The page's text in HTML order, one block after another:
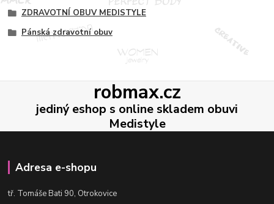
ZDRAVOTNÍ OBUV MEDISTYLE
Pánská zdravotní obuv
robmax.cz
jediný eshop s online skladem obuvi
Medistyle
Adresa e-shopu
tř. Tomáše Bati 90, Otrokovice